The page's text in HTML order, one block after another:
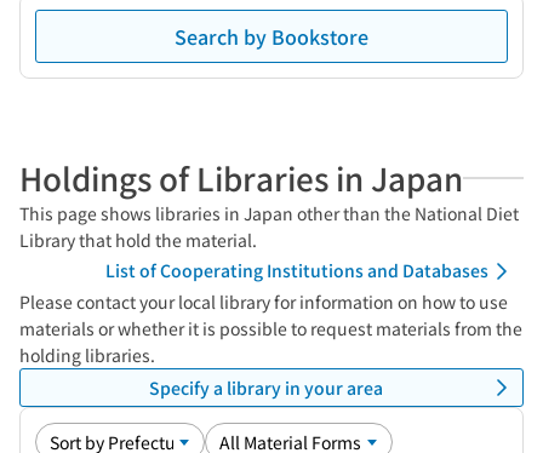
Search by Bookstore
Holdings of Libraries in Japan
This page shows libraries in Japan other than the National Diet
Library that hold the material.
List of Cooperating Institutions and Databases
Please contact your local library for information on how to use
materials or whether it is possible to request materials from the
holding libraries.
Specify a library in your area